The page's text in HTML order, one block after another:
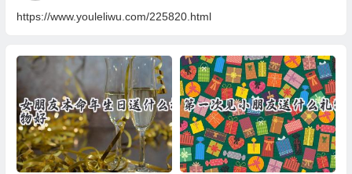
https://www.youleliwu.com/225820.html